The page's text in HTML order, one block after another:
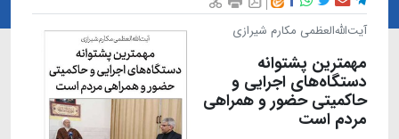
آیت‌الله‌العظمی مکارم شیرازی
مهمترین پشتوانه
دستگاه‌های اجرایی و
حاکمیتی حضور و همراهی
مردم است